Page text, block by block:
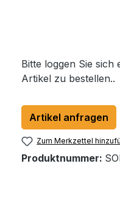
Bitte loggen Sie sich
Artikel zu bestellen..
Artikel anfragen
Zum Merkzettel
Produktnummer: